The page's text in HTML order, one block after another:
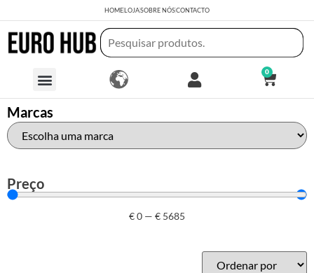
HOMELOJASOBRE NÓSCONTACTO
0
Marcas
Preço
€0 — € 5685